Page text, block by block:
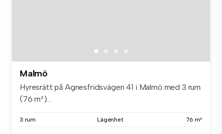
Malmö
Hyresrätt på Agnesfridsvägen 41 i Malmö med 3 rum
(76 m²)...
3 rum Lägenhet 76 m²